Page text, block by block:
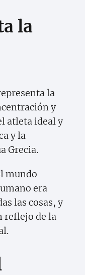
la
la
y
atleta ideal y
y la
Grecia.
mundo
era
las cosas, y
reflejo de la